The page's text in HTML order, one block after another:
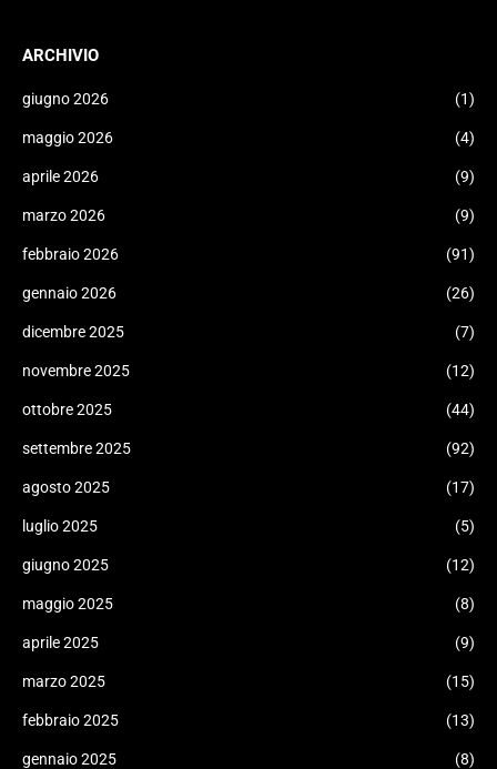
ARCHIVIO
giugno 2026 (1)
maggio 2026 (4)
aprile 2026 (9)
marzo 2026 (9)
febbraio 2026 (91)
gennaio 2026 (26)
dicembre 2025 (7)
novembre 2025 (12)
ottobre 2025 (44)
settembre 2025 (92)
agosto 2025 (17)
luglio 2025 (5)
giugno 2025 (12)
maggio 2025 (8)
aprile 2025 (9)
marzo 2025 (15)
febbraio 2025 (13)
gennaio 2025 (8)